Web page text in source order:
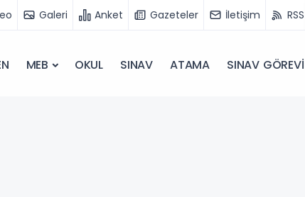
Galeri Anket Gazeteler İletişim RSS
MEB OKUL SINAV ATAMA SINAV GÖREVİ